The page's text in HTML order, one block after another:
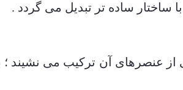
ساختار ساده تر تبدیل می گردد .
عنصرهای آن ترکیب می نشیند